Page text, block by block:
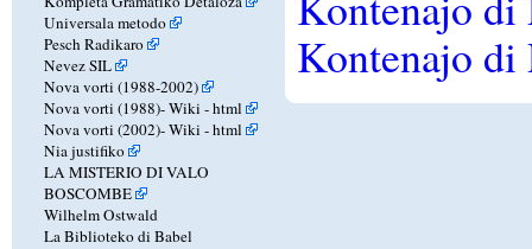
Universala metodo
Pesch Radikaro
Nevez SIL
Nova vorti (1988-2002)
Nova vorti (1988)-Wiki -html
Nova vorti (2002)-Wiki -html
Nia justifiko
LA MISTERIO DI VALO
BOSCOMBE
Wilhelm Ostwald
La Biblioteko di Babel
Kontenajo di